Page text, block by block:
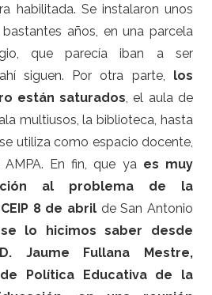
habilitada. Se instalaron unos
años, en una parcela
que parecía iban a ser
siguen. Por otra parte, los
están saturados, el aula de
multiusos, la biblioteca, hasta
utiliza como espacio docente,
En fin, que ya es muy
al problema de la
8 de abril de San Antonio
lo hicimos saber desde
Jaume Fullana Mestre,
Política Educativa de la